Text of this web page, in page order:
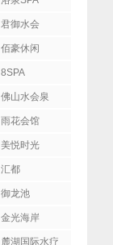
君御水会
佰豪休闲
8SPA
佛山水会泉
雨花会馆
美悦时光
汇都
御龙池
金光海岸
麓湖国际水疗